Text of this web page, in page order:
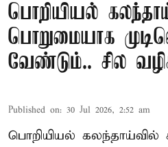
பொறியியல்
பொறுமையாக
வேண்டும்.. சில
Published on: 30 Jul 2026, 2:52 am
பொறியியல்